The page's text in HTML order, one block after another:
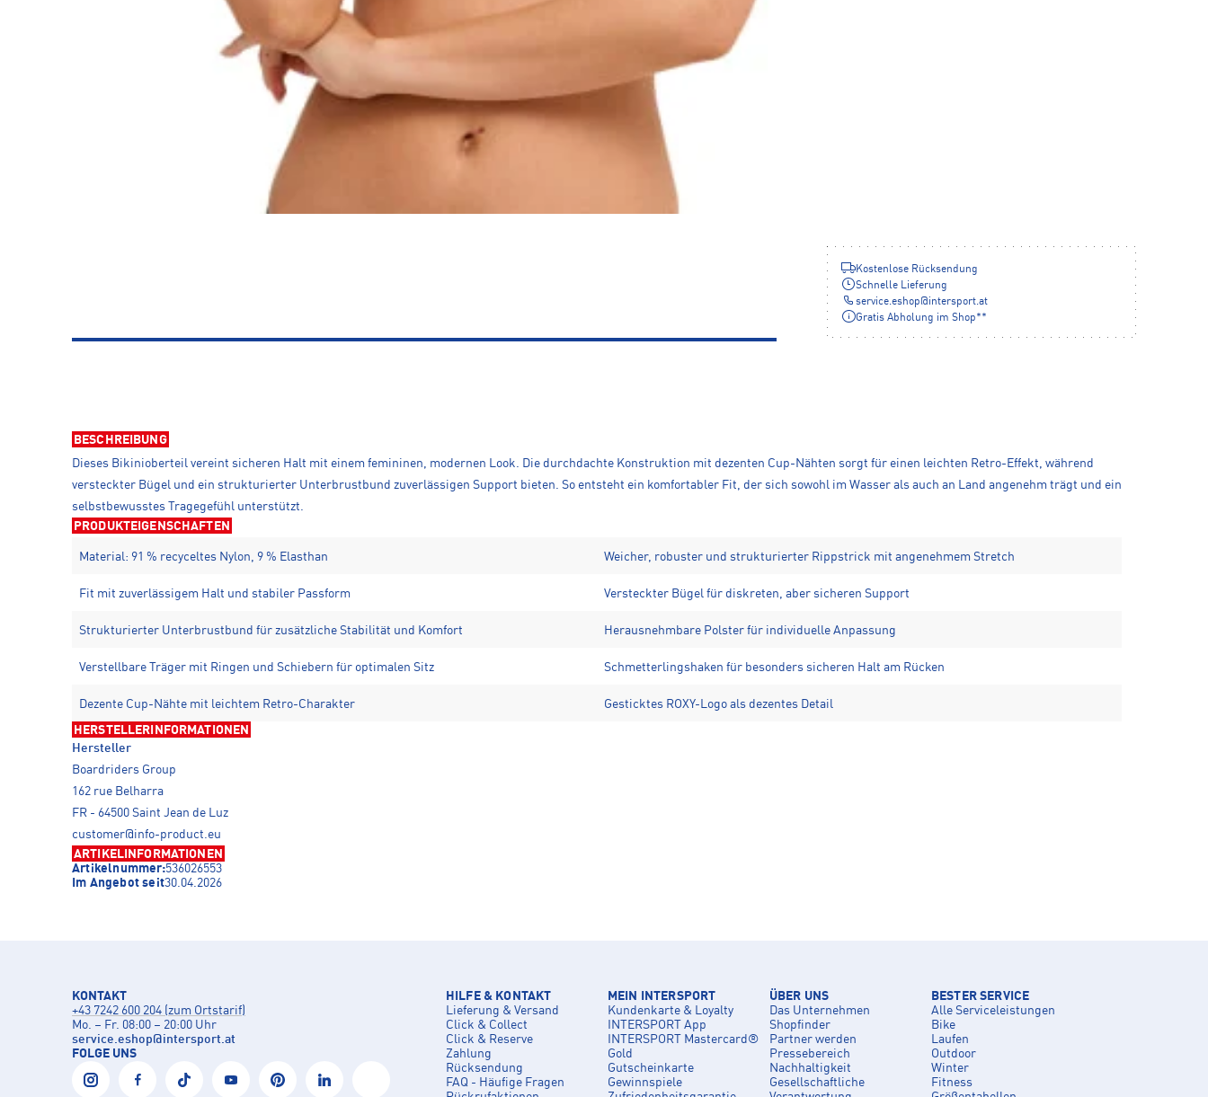
Kostenlose Rücksendung
Schnelle Lieferung
service.eshop@ intersport.at
Gratis Abholung im Shop**
BESCHREIBUNG
Dieses Bikinioberteil vereint sicheren Halt mit einem femininen, modernen Look. Die durchdachte Konstruktion mit dezenten Cup-Nähten sorgt für einen leichten Retro-Effekt, während
versteckter Bügel und ein strukturierter Unterbrustbund zuverlässigen Support bieten. So entsteht ein komfortabler Fit, der sich sowohl im Wasser als auch an Land angenehm trägt und ein
selbstbewusstes Tragegefühl unterstützt.
PRODUKTEIGENSCHAFTEN
Material: 91 % recyceltes Nylon, 9 % Elasthan Weicher, robuster und strukturierter Rippstrick mit angenehmem Stretch
Fit mit zuverlässigem Halt und stabiler Passform Versteckter Bügel für diskreten, aber sicheren Support
Strukturierter Unterbrustbund für zusätzliche Stabilität und Komfort Herausnehmbare Polster für individuelle Anpassung
Verstellbare Träger mit Ringen und Schiebern für optimalen Sitz Schmetterlingshaken für besonders sicheren Halt am Rücken
Dezente Cup-Nähte mit leichtem Retro-Charakter Gesticktes ROXY-Logo als dezentes Detail
HERSTELLERINFORMATIONEN
Hersteller
Boardriders Group
162 rue Belharra
FR - 64500 Saint Jean de Luz
customer@info-product.eu
ARTIKELINFORMATIONEN
Artikelnummer:536026553
Im Angebot seit30.04.2026
KONTAKT
+43 7242 600 204 (zum Ortstarif)
Mo. – Fr. 08:00 – 20:00 Uhr
service.eshop@intersport.at
FOLGE UNS
HILFE & KONTAKT
Lieferung & Versand
Click & Collect
Click & Reserve
Zahlung
Rücksendung
FAQ - Häufige Fragen
MEIN INTERSPORT
Kundenkarte & Loyalty
INTERSPORT App
INTERSPORT Mastercard®
Gold
Gutscheinkarte
Gewinnspiele
ÜBER UNS
Das Unternehmen
Shopfinder
Partner werden
Pressebereich
Nachhaltigkeit
Gesellschaftliche
BESTER SERVICE
Alle Serviceleistungen
Bike
Laufen
Outdoor
Winter
Fitness